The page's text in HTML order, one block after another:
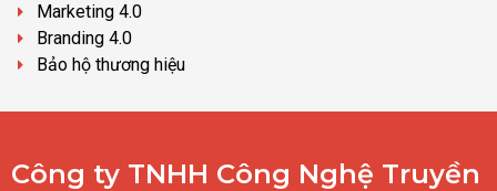
Marketing 4.0
Branding 4.0
Bảo hộ thương hiệu
Công ty TNHH Công Nghệ Truyền